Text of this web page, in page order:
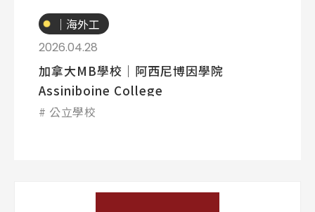
｜海外工
讀
2026.04.28
加拿大MB學校│阿西尼博因學院
Assiniboine College
公立學校